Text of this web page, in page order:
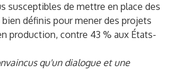
susceptibles de mettre en place des
définis pour mener des projets
production, contre 43 % aux États-
qu'un dialogue et une